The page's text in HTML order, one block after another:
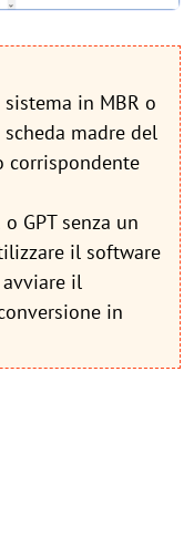
in MBR o
scheda madre del
corrispondente
GPT senza un
il software
avviare il
in